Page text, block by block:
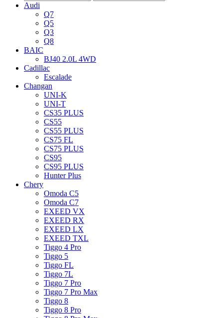
Audi
Q7
Q5
Q3
Q8
BAIC
BJ40 2.0L 4WD
Cadillac
Escalade
Changan
UNI-K
UNI-T
CS35 PLUS
CS55
CS55 PLUS
CS75 FL
CS75 PLUS
CS95
CS95 PLUS
Hunter Plus
Chery
Omoda C5
Omoda C7
EXEED VX
EXEED RX
EXEED LX
EXEED TXL
Tiggo 4 Pro
Tiggo 5
Tiggo FL
Tiggo 7L
Tiggo 7 Pro
Tiggo 7 Pro Max
Tiggo 8
Tiggo 8 Pro